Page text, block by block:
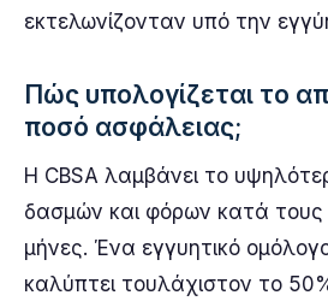
εκτελωνίζονταν υπό την
Πώς υπολογίζεται το
ποσό ασφάλειας;
Η CBSA λαμβάνει το
δασμών και φόρων κατά τους
μήνες. Ένα εγγυητικό
καλύπτει τουλάχιστον το